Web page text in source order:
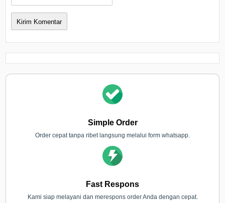
Simple Order
Order cepat tanpa ribet langsung melalui form whatsapp.
Fast Respons
Kami siap melayani dan merespons order Anda dengan cepat.